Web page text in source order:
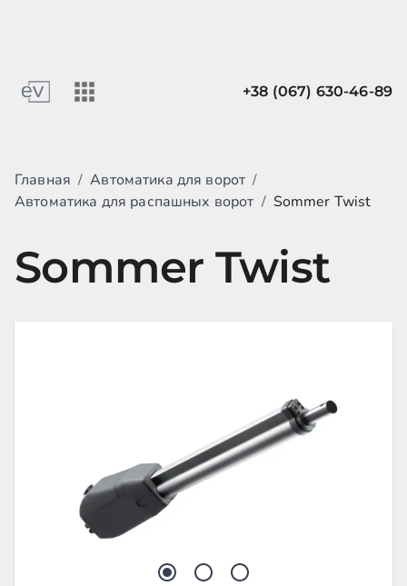
+38 (067) 630-46-89
Главная / Автоматика для ворот /
Автоматика для распашных ворот / Sommer Twist
Sommer Twist